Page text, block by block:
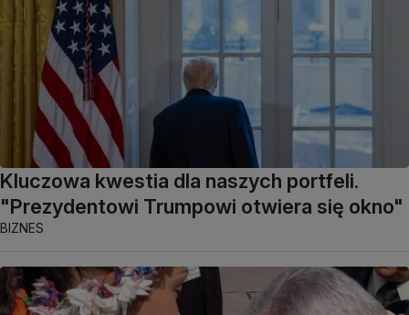
Kluczowa kwestia dla naszych portfeli.
"Prezydentowi Trumpowi otwiera się okno"
BIZNES